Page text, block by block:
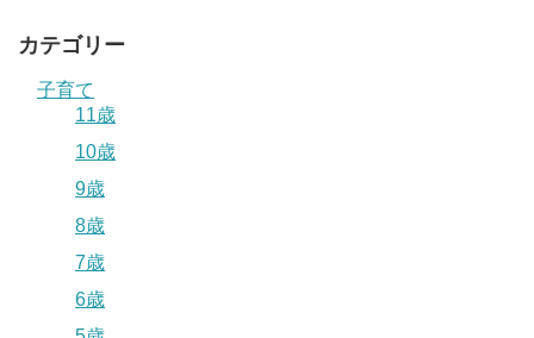
カテゴリー
子育て
11歳
10歳
9歳
8歳
7歳
6歳